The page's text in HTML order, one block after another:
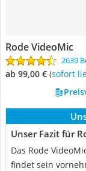
Rode VideoMic
2639
ab 99,00 € ( Sofort
Unser Fazit für
Das Rode
findet sein